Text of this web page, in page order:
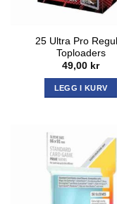
25 Ultra Pro
Toploaders
49,00 kr
LEGG I KURV